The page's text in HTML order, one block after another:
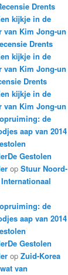
Drents
kijkje in de
van Kim Jong-un
Drents
kijkje in de
van Kim Jong-un
Drents
kijkje in de
van Kim Jong-un
de
aap van 2014
Gestolen
op Stuur Noord-
de
aap van 2014
Gestolen
op Zuid-Korea
van